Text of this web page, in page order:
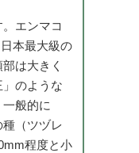
エンマコ
本最大級の
は大きく
のような
般的に
種（ツヅレ
程度と小